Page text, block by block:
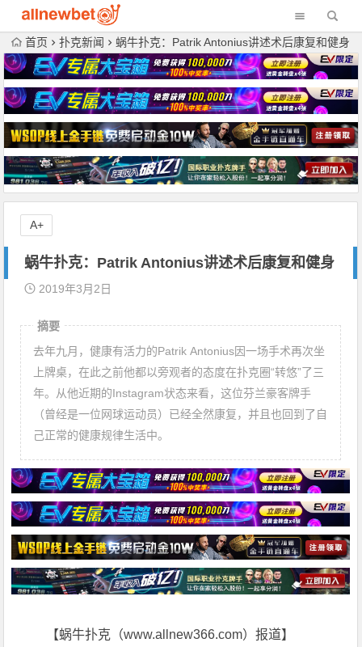
首页 扑克新闻 蜗牛扑克：Patrik Antonius讲述术后康复和健身
蜗牛扑克：Patrik Antonius讲述术后康复和健身
2019年3月2日
摘要
去年九月，健康有活力的Patrik Antonius因一场手术再次坐
上牌桌，在此之前他都以旁观者的态度在扑克圈“转悠”了三
年。从他近期的Instagram状态来看，这位芬兰豪客牌手
（曾经是一位网球运动员）已经全然康复，并且也回到了自
己正常的健康规律生活中。
【蜗牛扑克（www.allnew366.com）报道】
A+